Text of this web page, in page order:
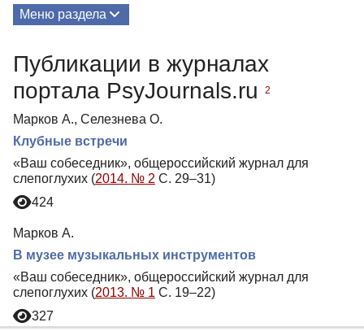
Меню раздела
Публикации в журналах
портала PsyJournals.ru
2
Марков А., Селезнева О.
Клубные встречи
«Ваш собеседник», общероссийский журнал для
слепоглухих (2014. № 2 С. 29–31)
424
Марков А.
В музее музыкальных инструментов
«Ваш собеседник», общероссийский журнал для
слепоглухих (2013. № 1 С. 19–22)
327